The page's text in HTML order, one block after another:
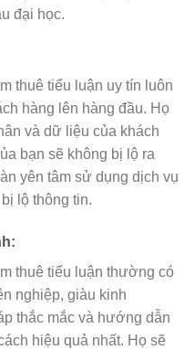
đại học.
thuê tiểu luận uy tín luôn
hàng lên hàng đầu. Họ
và dữ liệu của khách
bạn sẽ không bị lộ ra
yên tâm sử dụng dịch vụ
lộ thông tin.
thuê tiểu luận thường có
nghiệp, giàu kinh
thắc mắc và hướng dẫn
hiệu quả nhất. Họ sẽ